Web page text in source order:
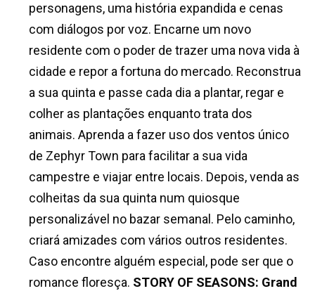
personagens, uma história expandida e cenas
com diálogos por voz. Encarne um novo
residente com o poder de trazer uma nova vida à
cidade e repor a fortuna do mercado. Reconstrua
a sua quinta e passe cada dia a plantar, regar e
colher as plantações enquanto trata dos
animais. Aprenda a fazer uso dos ventos único
de Zephyr Town para facilitar a sua vida
campestre e viajar entre locais. Depois, venda as
colheitas da sua quinta num quiosque
personalizável no bazar semanal. Pelo caminho,
criará amizades com vários outros residentes.
Caso encontre alguém especial, pode ser que o
romance floresça. STORY OF SEASONS: Grand